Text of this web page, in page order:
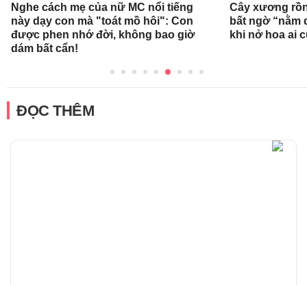
Nghe cách mẹ của nữ MC nổi tiếng
này dạy con mà "toát mồ hôi": Con
được phen nhớ đời, không bao giờ
dám bất cẩn!
Cây xương
bất ngờ “nằm
khi nở hoa ai
ĐỌC THÊM